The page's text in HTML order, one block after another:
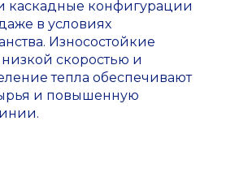
каскадные конфигурации
в условиях
Износостойкие
скоростью и
тепла обеспечивают
и повышенную